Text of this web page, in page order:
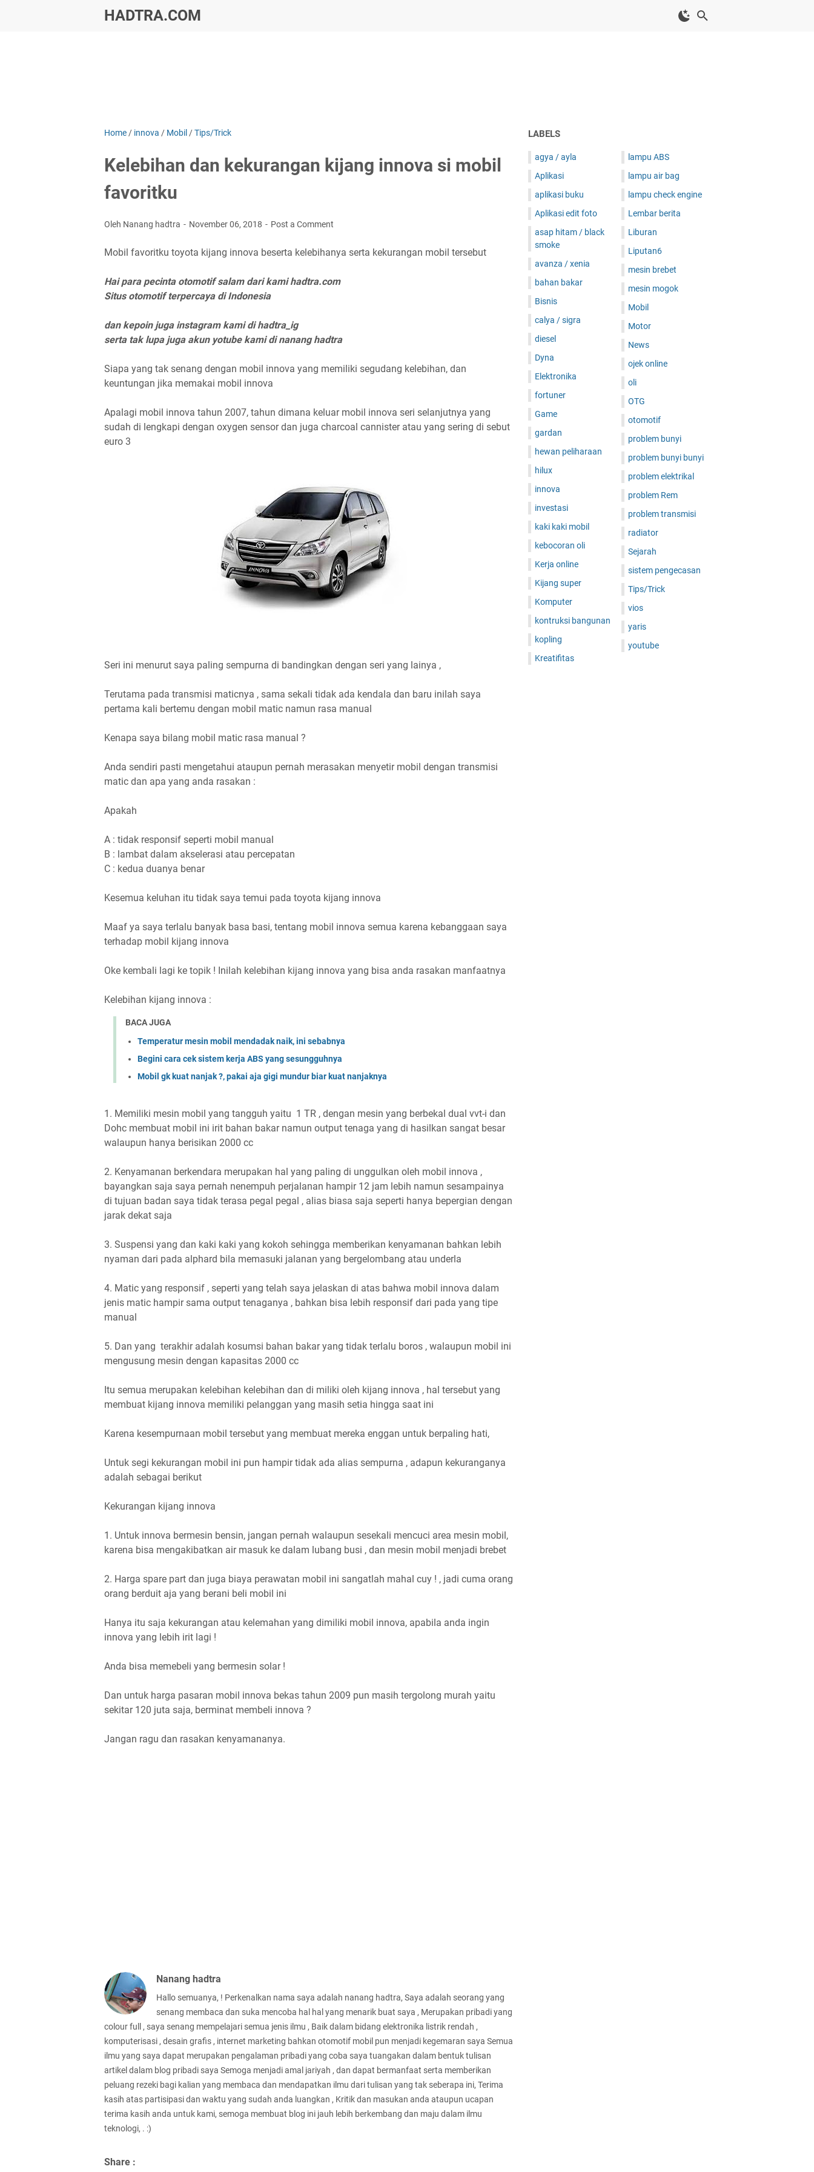
HADTRA.COM
Home / innova / Mobil /Tips/Trick
Kelebihan dan kekurangan kijang innova si mobil
favoritku
Oleh Nanang hadtra November 06, 2018 Post a Comment
Mobil favoritku toyota kijang innova beserta kelebihanya serta kekurangan mobil tersebut
Hai para pecinta otomotif salam dari kami hadtra.com
Situs otomotif terpercaya di Indonesia
dan kepoin juga instagram kami di hadtra_ig
serta tak lupa juga akun yotube kami di nanang hadtra
Siapa yang tak senang dengan mobil innova yang memiliki segudang kelebihan, dan
keuntungan jika memakai mobil innova
Apalagi mobil innova tahun 2007, tahun dimana keluar mobil innova seri selanjutnya yang
sudah di lengkapi dengan oxygen sensor dan juga charcoal cannister atau yang sering di sebut
euro 3
Seri ini menurut saya paling sempurna di bandingkan dengan seri yang lainya ,
Terutama pada transmisi maticnya , sama sekali tidak ada kendala dan baru inilah saya
pertama kali bertemu dengan mobil matic namun rasa manual
Kenapa saya bilang mobil matic rasa manual ?
Anda sendiri pasti mengetahui ataupun pernah merasakan menyetir mobil dengan transmisi
matic dan apa yang anda rasakan :
Apakah
A : tidak responsif seperti mobil manual
B : lambat dalam akselerasi atau percepatan
C : kedua duanya benar
Kesemua keluhan itu tidak saya temui pada toyota kijang innova
Maaf ya saya terlalu banyak basa basi, tentang mobil innova semua karena kebanggaan saya
terhadap mobil kijang innova
Oke kembali lagi ke topik ! Inilah kelebihan kijang innova yang bisa anda rasakan manfaatnya
Kelebihan kijang innova :
BACA JUGA
Temperatur mesin mobil mendadak naik, ini sebabnya
Begini cara cek sistem kerja ABS yang sesungguhnya
Mobil gk kuat nanjak ?, pakai aja gigi mundur biar kuat nanjaknya
1. Memiliki mesin mobil yang tangguh yaitu 1 TR , dengan mesin yang berbekal dual vvt-i dan
Dohc membuat mobil ini irit bahan bakar namun output tenaga yang di hasilkan sangat besar
walaupun hanya berisikan 2000 cc
2. Kenyamanan berkendara merupakan hal yang paling di unggulkan oleh mobil innova ,
bayangkan saja saya pernah nenempuh perjalanan hampir 12 jam lebih namun sesampainya
di tujuan badan saya tidak terasa pegal pegal , alias biasa saja seperti hanya bepergian dengan
jarak dekat saja
3. Suspensi yang dan kaki kaki yang kokoh sehingga memberikan kenyamanan bahkan lebih
nyaman dari pada alphard bila memasuki jalanan yang bergelombang atau underla
4. Matic yang responsif , seperti yang telah saya jelaskan di atas bahwa mobil innova dalam
jenis matic hampir sama output tenaganya , bahkan bisa lebih responsif dari pada yang tipe
manual
5. Dan yang terakhir adalah kosumsi bahan bakar yang tidak terlalu boros , walaupun mobil ini
mengusung mesin dengan kapasitas 2000 cc
Itu semua merupakan kelebihan kelebihan dan di miliki oleh kijang innova , hal tersebut yang
membuat kijang innova memiliki pelanggan yang masih setia hingga saat ini
Karena kesempurnaan mobil tersebut yang membuat mereka enggan untuk berpaling hati,
Untuk segi kekurangan mobil ini pun hampir tidak ada alias sempurna , adapun kekuranganya
adalah sebagai berikut
Kekurangan kijang innova
1. Untuk innova bermesin bensin, jangan pernah walaupun sesekali mencuci area mesin mobil,
karena bisa mengakibatkan air masuk ke dalam lubang busi , dan mesin mobil menjadi brebet
2. Harga spare part dan juga biaya perawatan mobil ini sangatlah mahal cuy ! , jadi cuma orang
orang berduit aja yang berani beli mobil ini
Hanya itu saja kekurangan atau kelemahan yang dimiliki mobil innova, apabila anda ingin
innova yang lebih irit lagi !
Anda bisa memebeli yang bermesin solar !
Dan untuk harga pasaran mobil innova bekas tahun 2009 pun masih tergolong murah yaitu
sekitar 120 juta saja, berminat membeli innova ?
Jangan ragu dan rasakan kenyamananya.
Nanang hadtra
Hallo semuanya, ! Perkenalkan nama saya adalah nanang hadtra, Saya adalah seorang yang
senang membaca dan suka mencoba hal hal yang menarik buat saya , Merupakan pribadi yang
colour full , saya senang mempelajari semua jenis ilmu , Baik dalam bidang elektronika listrik rendah ,
komputerisasi , desain grafis , internet marketing bahkan otomotif mobil pun menjadi kegemaran saya Semua
ilmu yang saya dapat merupakan pengalaman pribadi yang coba saya tuangakan dalam bentuk tulisan
artikel dalam blog pribadi saya Semoga menjadi amal jariyah , dan dapat bermanfaat serta memberikan
peluang rezeki bagi kalian yang membaca dan mendapatkan ilmu dari tulisan yang tak seberapa ini, Terima
kasih atas partisipasi dan waktu yang sudah anda luangkan , Kritik dan masukan anda ataupun ucapan
terima kasih anda untuk kami, semoga membuat blog ini jauh lebih berkembang dan maju dalam ilmu
teknologi, . :)
Share :
LABELS
agya / ayla
Aplikasi
aplikasi buku
Aplikasi edit foto
asap hitam / black
smoke
avanza / xenia
bahan bakar
Bisnis
calya / sigra
diesel
Dyna
Elektronika
fortuner
Game
gardan
hewan peliharaan
hilux
innova
investasi
kaki kaki mobil
kebocoran oli
Kerja online
Kijang super
Komputer
kontruksi bangunan
kopling
Kreatifitas
lampu ABS
lampu air bag
lampu check engine
Lembar berita
Liburan
Liputan6
mesin brebet
mesin mogok
Mobil
Motor
News
ojek online
oli
OTG
otomotif
problem bunyi
problem bunyi bunyi
problem elektrikal
problem Rem
problem transmisi
radiator
Sejarah
sistem pengecasan
Tips/Trick
vios
yaris
youtube